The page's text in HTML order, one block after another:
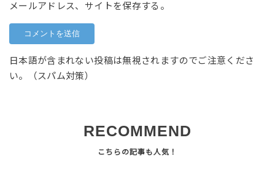
メールアドレス、サイトを保存する。
日本語が含まれない投稿は無視されますのでご注意くださ
い。（スパム対策）
RECOMMEND